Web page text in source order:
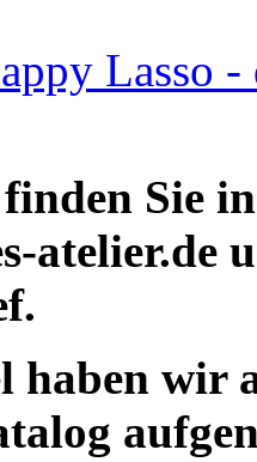
Lasso -
Sie
atelier.de
haben wir